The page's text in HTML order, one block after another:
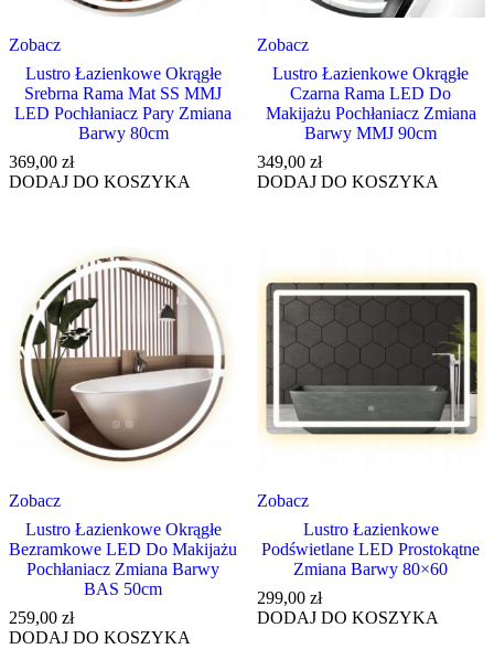
Zobacz
Lustro Łazienkowe Okrągłe
Srebrna Rama Mat SS MMJ
LED Pochłaniacz Pary Zmiana
Barwy 80cm
369,00 zł
DODAJ DO KOSZYKA
Zobacz
Lustro Łazienkowe Okrągłe
Czarna Rama LED Do
Makijażu Pochłaniacz Zmiana
Barwy MMJ 90cm
349,00 zł
DODAJ DO KOSZYKA
Zobacz
Lustro Łazienkowe Okrągłe
Bezramkowe LED Do Makijażu
Pochłaniacz Zmiana Barwy
BAS 50cm
259,00 zł
DODAJ DO KOSZYKA
Zobacz
Lustro Łazienkowe
Podświetlane LED Prostokątne
Zmiana Barwy 80×60
299,00 zł
DODAJ DO KOSZYKA